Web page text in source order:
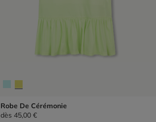
Robe De Cérémonie
dès 45,00 €